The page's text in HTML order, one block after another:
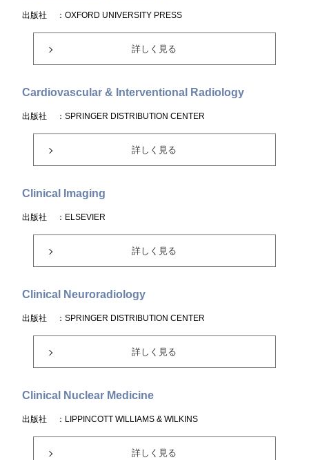
出版社 ：OXFORD UNIVERSITY PRESS
詳しく見る
Cardiovascular & Interventional Radiology
出版社 ：SPRINGER DISTRIBUTION CENTER
詳しく見る
Clinical Imaging
出版社 ：ELSEVIER
詳しく見る
Clinical Neuroradiology
出版社 ：SPRINGER DISTRIBUTION CENTER
詳しく見る
Clinical Nuclear Medicine
出版社 ：LIPPINCOTT WILLIAMS & WILKINS
詳しく見る